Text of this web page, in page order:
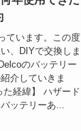
ています。この度
、DIYで交換しま
のバッテリー
介していきま
経緯】 ハザード
ッテリーあ...